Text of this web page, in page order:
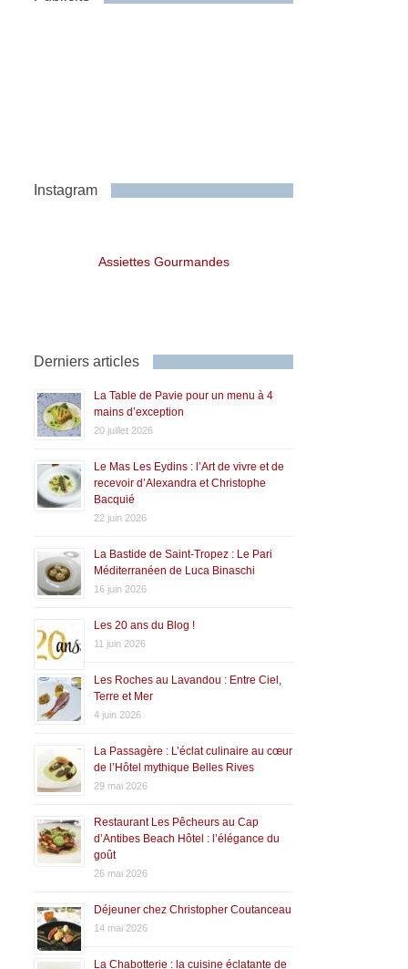
Instagram
Assiettes Gourmandes
Derniers articles
La Table de Pavie pour un menu à 4
mains d’exception
20 juillet 2026
Le Mas Les Eydins : l’Art de vivre et de
recevoir d’Alexandra et Christophe
Bacquié
22 juin 2026
La Bastide de Saint-Tropez : Le Pari
Méditerranéen de Luca Binaschi
16 juin 2026
Les 20 ans du Blog !
11 juin 2026
Les Roches au Lavandou : Entre Ciel,
Terre et Mer
4 juin 2026
La Passagère : L’éclat culinaire au cœur
de l’Hôtel mythique Belles Rives
29 mai 2026
Restaurant Les Pêcheurs au Cap
d’Antibes Beach Hôtel : l’élégance du
goût
26 mai 2026
Déjeuner chez Christopher Coutanceau
14 mai 2026
La Chabotterie : la cuisine éclatante de